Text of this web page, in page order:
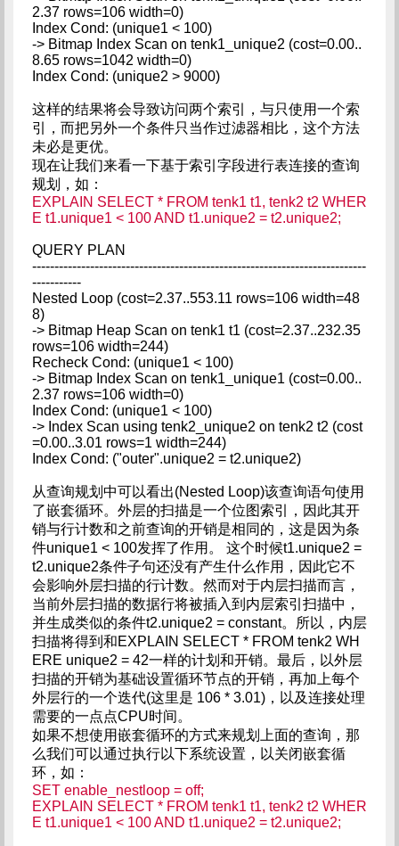
2.37 rows=106 width=0)
Index Cond: (unique1 < 100)
-> Bitmap Index Scan on tenk1_unique2 (cost=0.00..
8.65 rows=1042 width=0)
Index Cond: (unique2 > 9000)
这样的结果将会导致访问两个索引，与只使用一个索
引，而把另外一个条件只当作过滤器相比，这个方法
未必是更优。
现在让我们来看一下基于索引字段进行表连接的查询
规划，如：
EXPLAIN SELECT * FROM tenk1 t1, tenk2 t2 WHER
E t1.unique1 < 100 AND t1.unique2 = t2.unique2;
QUERY PLAN
---------------------------------------------------------------------------
-----------
Nested Loop (cost=2.37..553.11 rows=106 width=48
8)
-> Bitmap Heap Scan on tenk1 t1 (cost=2.37..232.35
rows=106 width=244)
Recheck Cond: (unique1 < 100)
-> Bitmap Index Scan on tenk1_unique1 (cost=0.00..
2.37 rows=106 width=0)
Index Cond: (unique1 < 100)
-> Index Scan using tenk2_unique2 on tenk2 t2 (cost
=0.00..3.01 rows=1 width=244)
Index Cond: ("outer".unique2 = t2.unique2)
从查询规划中可以看出(Nested Loop)该查询语句使用
了嵌套循环。外层的扫描是一个位图索引，因此其开
销与行计数和之前查询的开销是相同的，这是因为条
件unique1 < 100发挥了作用。 这个时候t1.unique2 =
t2.unique2条件子句还没有产生什么作用，因此它不
会影响外层扫描的行计数。然而对于内层扫描而言，
当前外层扫描的数据行将被插入到内层索引扫描中，
并生成类似的条件t2.unique2 = constant。所以，内层
扫描将得到和EXPLAIN SELECT * FROM tenk2 WH
ERE unique2 = 42一样的计划和开销。最后，以外层
扫描的开销为基础设置循环节点的开销，再加上每个
外层行的一个迭代(这里是 106 * 3.01)，以及连接处理
需要的一点点CPU时间。
如果不想使用嵌套循环的方式来规划上面的查询，那
么我们可以通过执行以下系统设置，以关闭嵌套循
环，如：
SET enable_nestloop = off;
EXPLAIN SELECT * FROM tenk1 t1, tenk2 t2 WHER
E t1.unique1 < 100 AND t1.unique2 = t2.unique2;